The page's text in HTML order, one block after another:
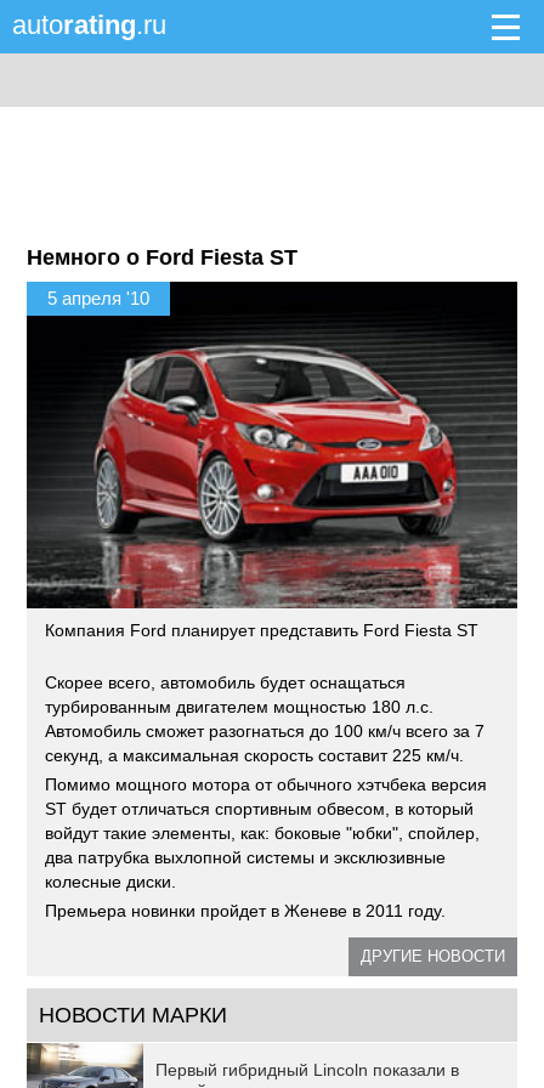
autorating.ru
Немного о Ford Fiesta ST
5 апреля '10
Компания Ford планирует представить Ford Fiesta ST
Скорее всего, автомобиль будет оснащаться
турбированным двигателем мощностью 180 л.с.
Автомобиль сможет разогнаться до 100 км/ч всего за 7
секунд, а максимальная скорость составит 225 км/ч.
Помимо мощного мотора от обычного хэтчбека версия
ST будет отличаться спортивным обвесом, в который
войдут такие элементы, как: боковые "юбки", спойлер,
два патрубка выхлопной системы и эксклюзивные
колесные диски.
Премьера новинки пройдет в Женеве в 2011 году.
ДРУГИЕ НОВОСТИ
НОВОСТИ МАРКИ
Первый гибридный Lincoln показали в